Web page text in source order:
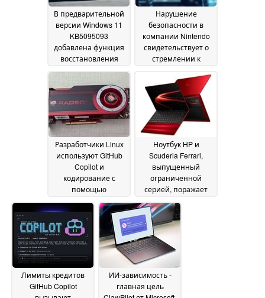
В предварительной
версии Windows 11
KB5095093
добавлена функция
восстановления
определенный
момент времени26
June 2026
Нарушение
безопасности в
компании Nintendo
свидетельствует о
стремлении к
искусственного
интеллекта, хотя в
играх для Switch 2
эти технологии не
используются
2026
Разработчики Linux
используют GitHub
Copilot и
кодирование с
помощью
интеллекта, чтобы
продлить срок
службы 20-летних
графических
процессоров AMD
Radeon серий HD
2000–6000
11 June 2026
Ноутбук HP и
Scuderia Ferrari,
выпущенный
ограниченной
серией, поражает
дороговизной
2026
Лимиты кредитов
GitHub Copilot
ИИ-зависимость -
главная цель